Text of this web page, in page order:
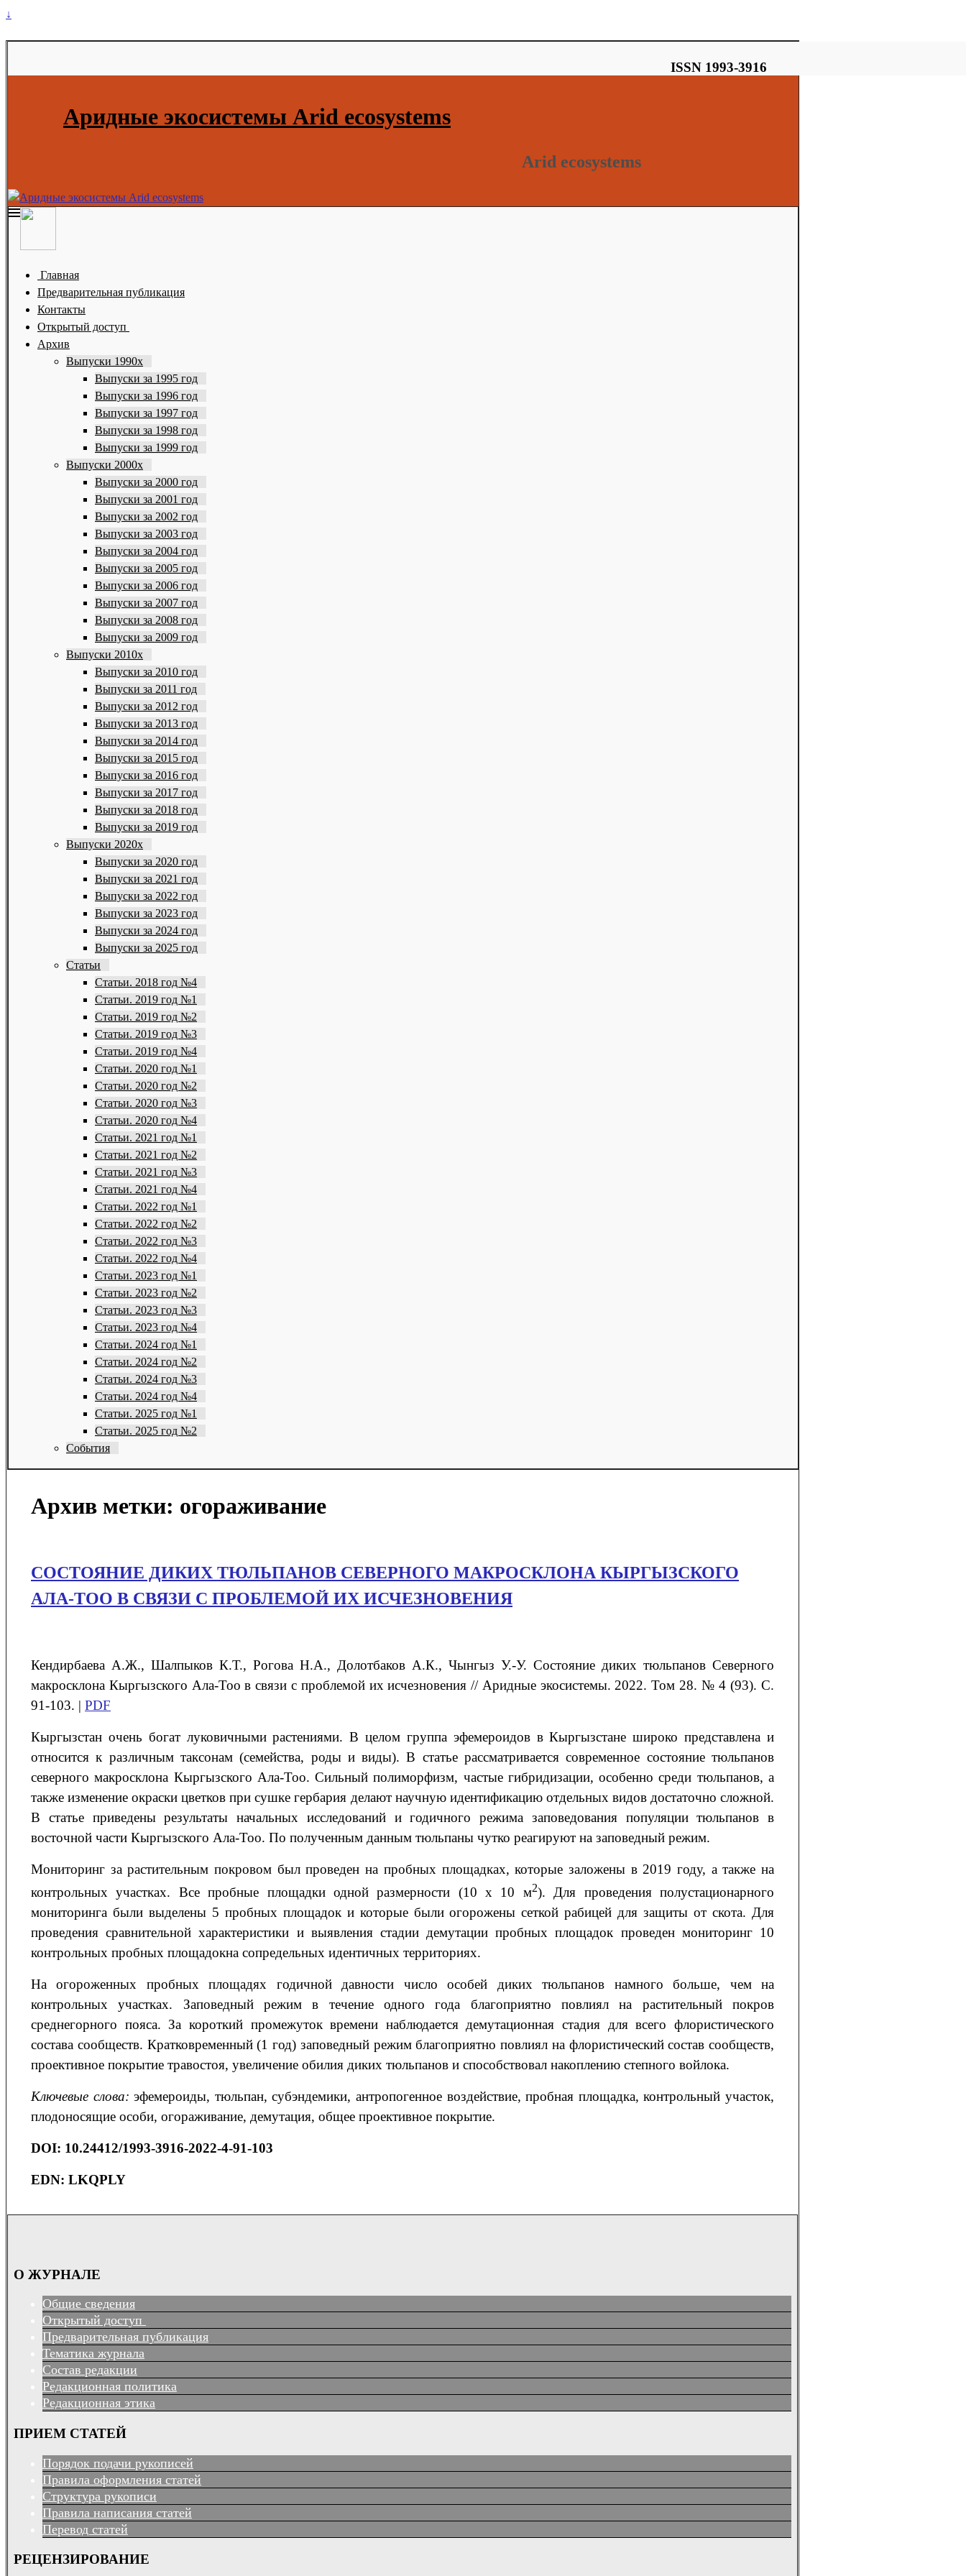
↓
ISSN 1993-3916
Аридные экосистемы Arid ecosystems
Arid ecosystems
Главная
Предварительная публикация
Контакты
Открытый доступ
Архив
Выпуски 1990х
Выпуски за 1995 год
Выпуски за 1996 год
Выпуски за 1997 год
Выпуски за 1998 год
Выпуски за 1999 год
Выпуски 2000х
Выпуски за 2000 год
Выпуски за 2001 год
Выпуски за 2002 год
Выпуски за 2003 год
Выпуски за 2004 год
Выпуски за 2005 год
Выпуски за 2006 год
Выпуски за 2007 год
Выпуски за 2008 год
Выпуски за 2009 год
Выпуски 2010х
Выпуски за 2010 год
Выпуски за 2011 год
Выпуски за 2012 год
Выпуски за 2013 год
Выпуски за 2014 год
Выпуски за 2015 год
Выпуски за 2016 год
Выпуски за 2017 год
Выпуски за 2018 год
Выпуски за 2019 год
Выпуски 2020х
Выпуски за 2020 год
Выпуски за 2021 год
Выпуски за 2022 год
Выпуски за 2023 год
Выпуски за 2024 год
Выпуски за 2025 год
Статьи
Статьи. 2018 год №4
Статьи. 2019 год №1
Статьи. 2019 год №2
Статьи. 2019 год №3
Статьи. 2019 год №4
Статьи. 2020 год №1
Статьи. 2020 год №2
Статьи. 2020 год №3
Статьи. 2020 год №4
Статьи. 2021 год №1
Статьи. 2021 год №2
Статьи. 2021 год №3
Статьи. 2021 год №4
Статьи. 2022 год №1
Статьи. 2022 год №2
Статьи. 2022 год №3
Статьи. 2022 год №4
Статьи. 2023 год №1
Статьи. 2023 год №2
Статьи. 2023 год №3
Статьи. 2023 год №4
Статьи. 2024 год №1
Статьи. 2024 год №2
Статьи. 2024 год №3
Статьи. 2024 год №4
Статьи. 2025 год №1
Статьи. 2025 год №2
События
Архив метки: огораживание
СОСТОЯНИЕ ДИКИХ ТЮЛЬПАНОВ СЕВЕРНОГО МАКРОСКЛОНА КЫРГЫЗСКОГО
АЛА-ТОО В СВЯЗИ С ПРОБЛЕМОЙ ИХ ИСЧЕЗНОВЕНИЯ
Кендирбаева А.Ж., Шалпыков К.Т., Рогова Н.А., Долотбаков А.К., Чынгыз У.-У. Состояние диких тюльпанов Северного
макросклона Кыргызского Ала-Тоов связи с проблемой их исчезновения// Аридные экосистемы. 2022. Том 28. № 4 (93). С.
91-103. | PDF
Кыргызстан очень богат луковичными растениями. В целом группа эфемероидов в Кыргызстане широко представлена и
относится к различным таксонам (семейства, роды и виды). В статье рассматривается современное состояние тюльпанов
северного макросклона Кыргызского Ала-Тоо. Сильный полиморфизм, частые гибридизации, особенно среди тюльпанов, а
также изменение окраски цветков при сушке гербария делают научную идентификацию отдельных видов достаточно сложной.
В статье приведены результаты начальных исследований и годичного режима заповедования популяции тюльпанов в
восточной части Кыргызского Ала-Тоо. По полученным данным тюльпаны чутко реагируют на заповедный режим.
Мониторинг за растительным покровом был проведен на пробных площадках, которые заложены в 2019 году, а также на
контрольных участках. Все пробные площадки одной размерности (10 х 10 м2). Для проведения полустационарного
мониторинга были выделены 5 пробных площадок и которые были огорожены сеткой рабицей для защиты от скота. Для
проведения сравнительной характеристики и выявления стадии демутации пробных площадок проведен мониторинг 10
контрольных пробных площадокна сопредельных идентичных территориях.
На огороженных пробных площадях годичной давности число особей диких тюльпанов намного больше, чем на
контрольных участках. Заповедный режим в течение одного года благоприятно повлиял на растительный покров
среднегорного пояса. За короткий промежуток времени наблюдается демутационная стадия для всего флористического
состава сообществ. Кратковременный (1 год) заповедный режим благоприятно повлиял на флористический состав сообществ,
проективное покрытие травостоя, увеличение обилия диких тюльпанов и способствовал накоплению степного войлока.
Ключевые слова:эфемероиды, тюльпан, субэндемики, антропогенное воздействие, пробная площадка, контрольный участок,
плодоносящие особи, огораживание, демутация, общее проективное покрытие.
DOI: 10.24412/1993-3916-2022-4-91-103
EDN: LKQPLY
О ЖУРНАЛЕ
Общие сведения
Открытый доступ
Предварительная публикация
Тематика журнала
Состав редакции
Редакционная политика
Редакционная этика
ПРИЕМ СТАТЕЙ
Порядок подачи рукописей
Правила оформления статей
Структура рукописи
Правила написания статей
Перевод статей
РЕЦЕНЗИРОВАНИЕ